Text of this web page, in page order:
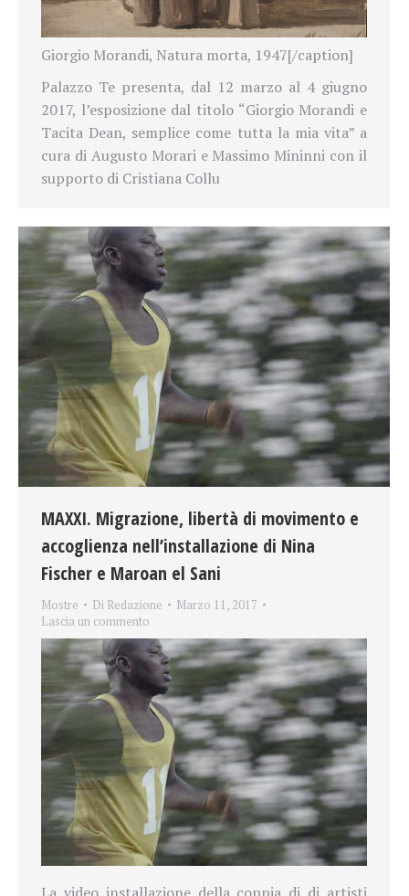
Giorgio Morandi, Natura morta, 1947[/caption]
Palazzo Te presenta, dal 12 marzo al 4 giugno
2017, l’esposizione dal titolo “Giorgio Morandi e
Tacita Dean, semplice come tutta la mia vita” a
cura di Augusto Morari e Massimo Mininni con il
supporto di Cristiana Collu
MAXXI. Migrazione, libertà di movimento e
accoglienza nell’installazione di Nina
Fischer e Maroan el Sani
Mostre Di Redazione
Marzo 11, 2017
Lascia un commento